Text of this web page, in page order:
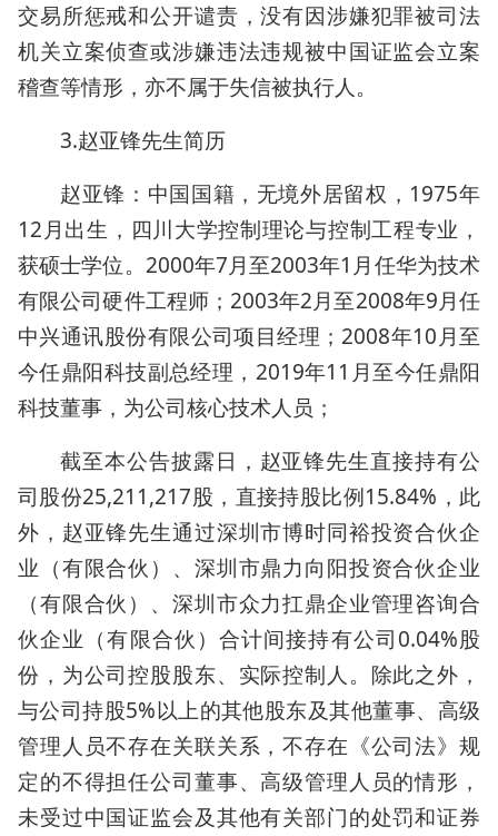
交易所惩戒和公开谴责，没有因涉嫌犯罪被司法
机关立案侦查或涉嫌违法违规被中国证监会立案
稽查等情形，亦不属于失信被执行人。
3.赵亚锋先生简历
赵亚锋：中国国籍，无境外居留权，1975年
12月出生，四川大学控制理论与控制工程专业，
获硕士学位。2000年7月至2003年1月任华为技术
有限公司硬件工程师；2003年2月至2008年9月任
中兴通讯股份有限公司项目经理；2008年10月至
今任鼎阳科技副总经理，2019年11月至今任鼎阳
科技董事，为公司核心技术人员；
截至本公告披露日，赵亚锋先生直接持有公
司股份25,211,217股，直接持股比例15.84%，此
外，赵亚锋先生通过深圳市博时同裕投资合伙企
业（有限合伙）、深圳市鼎力向阳投资合伙企业
（有限合伙）、深圳市众力扛鼎企业管理咨询合
伙企业（有限合伙）合计间接持有公司0.04%股
份，为公司控股股东、实际控制人。除此之外，
与公司持股5%以上的其他股东及其他董事、高级
管理人员不存在关联关系，不存在《公司法》规
定的不得担任公司董事、高级管理人员的情形，
未受过中国证监会及其他有关部门的处罚和证券